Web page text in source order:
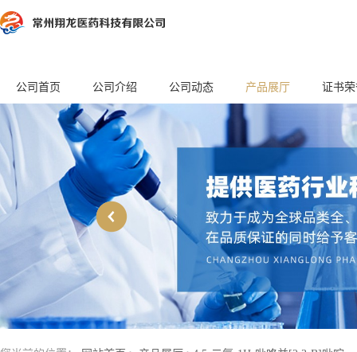
公司首页 公司介绍 公司动态 产品展厅 证书